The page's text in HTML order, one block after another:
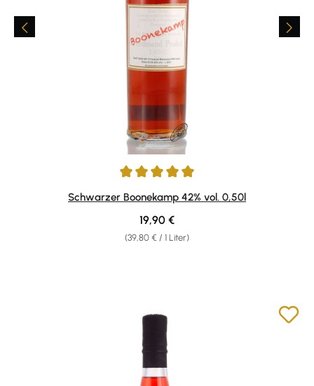
Durchschnittliche Bewertung von 5 von 5 Sternen
Schwarzer Boonekamp 42% vol. 0,50l
(39,80 € / 1 Liter)
Regulärer Preis:
19,90 €